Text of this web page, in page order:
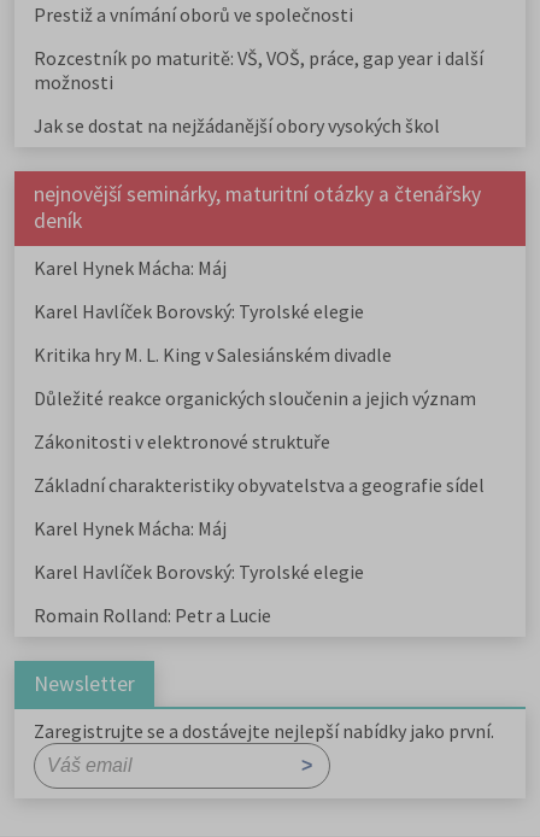
Prestiž a vnímání oborů ve společnosti
Rozcestník po maturitě: VŠ, VOŠ, práce, gap year i další
možnosti
Jak se dostat na nejžádanější obory vysokých škol
nejnovější seminárky, maturitní otázky a čtenářsky
deník
Karel Hynek Mácha: Máj
Karel Havlíček Borovský: Tyrolské elegie
Kritika hry M. L. King v Salesiánském divadle
Důležité reakce organických sloučenin a jejich význam
Zákonitosti v elektronové struktuře
Základní charakteristiky obyvatelstva a geografie sídel
Karel Hynek Mácha: Máj
Karel Havlíček Borovský: Tyrolské elegie
Romain Rolland: Petr a Lucie
Newsletter
Zaregistrujte se a dostávejte nejlepší nabídky jako první.